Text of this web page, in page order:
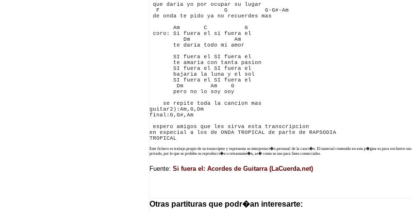
que daria yo por ocupar su lugar
  F                   G           G-G#-Am
de onda te pido ya no recuerdes mas
       Am       C           G
coro: Si fuera el si fuera el
          Dm             Am
       te daria todo mi amor
       SI fuera el SI fuera el
       te amaria con tanta pasion
       SI fuera el SI fuera el
       bajaria la luna y el sol
       SI fuera el SI fuera el
        Dm        Am    G
       pero no lo soy ooy
    se repite toda la cancion mas
guitar2):Am,G,Dm
final:G,G#,Am
espero amigos que les sirva esta transcripcion
en especial a los de ONDA TROPICAL de parte de RAPSODIA
Este fichero es trabajo propio de su transcriptor y representa su interpretaci�n personal de la canci�n. El material contenido en esta p�gina es para exclusivo uso
privado, por lo que se prohibe su reproducci�n o retransmisi�n, as� como su uso para fines comerciales.
Fuente: Si fuera el: Acordes de Guitarra (LaCuerda.net)
Otras partituras que podr�an interesarte: